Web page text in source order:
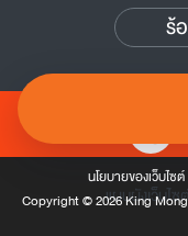
ร้
แผนผังเว็บไซ
นโยบายของเว็บไซต์
Copyright © 2026 King